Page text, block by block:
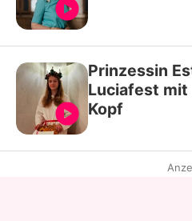
Prinzessin
Luciafest mit
Kopf